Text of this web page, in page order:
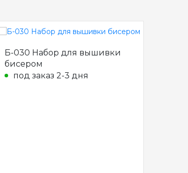
Б-030 Набор для вышивки
бисером
под заказ 2-3 дня